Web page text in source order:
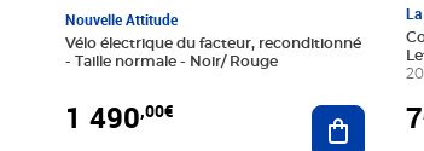
Nouvelle Attitude
Vélo électrique du facteur, reconditionné
- Taille normale - Noir/ Rouge
1 490,00€ Ajouter7